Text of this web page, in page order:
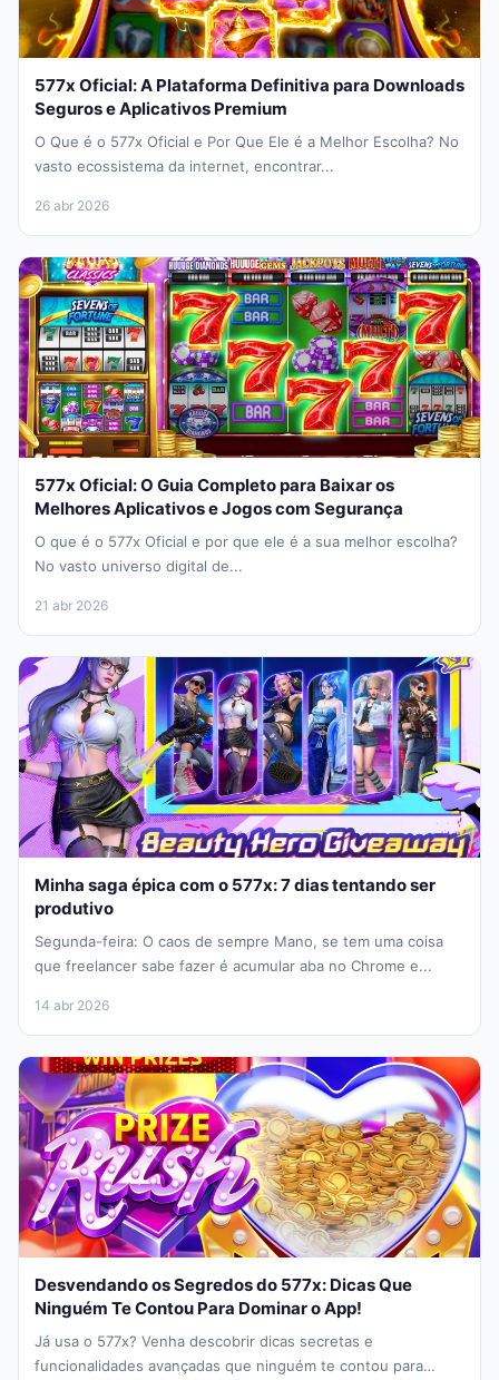
577x Oficial: A Plataforma Definitiva para Downloads
Seguros e Aplicativos Premium
O Que é o 577x Oficial e Por Que Ele é a Melhor Escolha? No
vasto ecossistema da internet, encontrar...
26 abr 2026
577x Oficial: O Guia Completo para Baixar os
Melhores Aplicativos e Jogos com Segurança
O que é o 577x Oficial e por que ele é a sua melhor escolha?
No vasto universo digital de...
21 abr 2026
Minha saga épica com o 577x: 7 dias tentando ser
produtivo
Segunda-feira: O caos de sempre Mano, se tem uma coisa
que freelancer sabe fazer é acumular aba no Chrome e...
14 abr 2026
Desvendando os Segredos do 577x: Dicas Que
Ninguém Te Contou Para Dominar o App!
Já usa o 577x? Venha descobrir dicas secretas e
funcionalidades avançadas que ninguém te contou para